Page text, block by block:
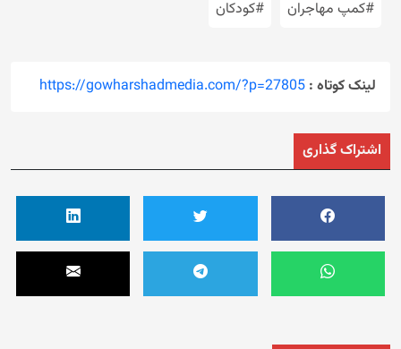
#کمپ مهاجران #کودکان
لینک کوتاه : https://gowharshadmedia.com/?p=27805
اشتراک گذاری